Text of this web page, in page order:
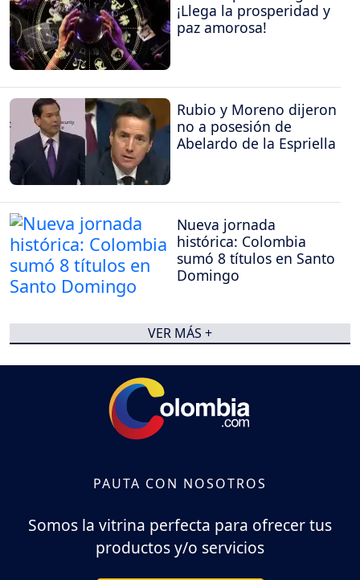
¡Llega la prosperidad y
paz amorosa!
Rubio y Moreno dijeron
no a posesión de
Abelardo de la Espriella
Nueva jornada
histórica: Colombia
sumó 8 títulos en Santo
Domingo
VER MÁS +
PAUTA CON NOSOTROS
Somos la vitrina perfecta para ofrecer tus
productos y/o servicios